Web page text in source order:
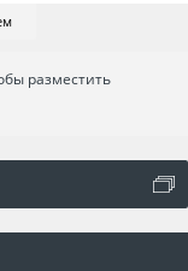
разместить